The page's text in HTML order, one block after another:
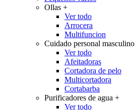
Ollas +
Ver todo
Arrocera
Multifuncion
Cuidado personal masculino
Ver todo
Afeitadoras
Cortadora de pelo
Multicortadora
Cortabarba
Purificadores de agua +
Ver todo